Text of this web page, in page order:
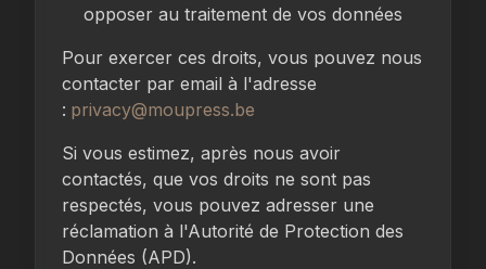
opposer au traitement de vos données
Pour exercer ces droits, vous pouvez nous
contacter par email à l'adresse
: privacy@moupress.be
Si vous estimez, après nous avoir
contactés, que vos droits ne sont pas
respectés, vous pouvez adresser une
réclamation à l'Autorité de Protection des
Données (APD).